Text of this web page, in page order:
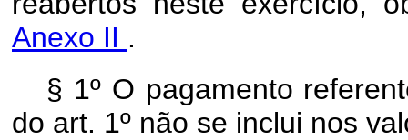
Anexo II .
§ 1º O pagamento
do art. 1º não se inclui nos